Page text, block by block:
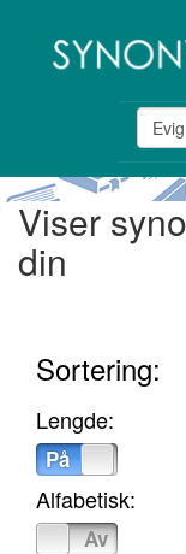
Viser
din
Sortering:
Lengde:
På
Alfabetisk:
Av